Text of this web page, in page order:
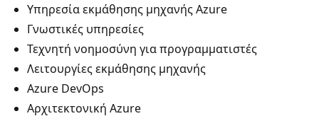
Υπηρεσία εκμάθησης μηχανής Azure
Γνωστικές υπηρεσίες
Τεχνητή νοημοσύνη για προγραμματιστές
Λειτουργίες εκμάθησης μηχανής
Azure DevOps
Αρχιτεκτονική Azure